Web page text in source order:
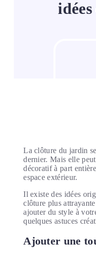
La clôture du jardin
dernier. Mais elle
décoratif à part
espace extérieur.
Il existe des idées
clôture plus
ajouter du style à
quelques astuces
Ajouter une